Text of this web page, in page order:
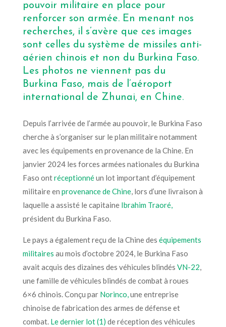
pouvoir militaire en place pour
renforcer son armée. En menant nos
recherches, il s’avère que ces images
sont celles du système de missiles anti-
aérien chinois et non du Burkina Faso.
Les photos ne viennent pas du
Burkina Faso, mais de l’aéroport
international de Zhunai, en Chine.
Depuis l’arrivée de l’armée au pouvoir, le Burkina Faso
cherche à s’organiser sur le plan militaire notamment
avec les équipements en provenance de la Chine. En
janvier 2024les forces armées nationales du Burkina
Faso ontréceptionnéun lot important d’équipement
militaire en provenance de Chine, lors d’une livraison à
laquelle a assisté le capitaine Ibrahim Traoré,
président du Burkina Faso.
Le pays a également reçu de la Chine des équipements
militaires au mois d’octobre 2024, le Burkina Faso
avait acquis des dizaines des véhicules blindés VN-22,
une famille de véhicules blindés de combat à roues
6×6 chinois. Conçu par Norinco,une entreprise
chinoise de fabrication des armes de défense et
combat. Le dernier lot(1) de réception des véhicules